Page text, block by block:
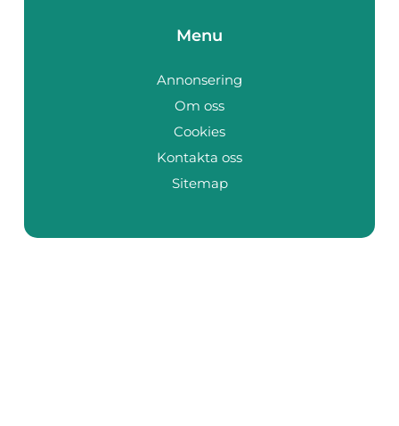
Menu
Annonsering
Om oss
Cookies
Kontakta oss
Sitemap